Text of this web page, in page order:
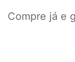
Compre já e